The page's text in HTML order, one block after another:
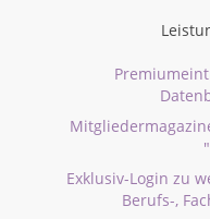
Exklusiv-Login zu
Berufs-,